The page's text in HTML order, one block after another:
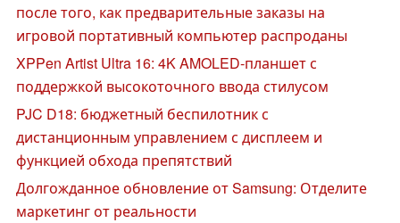
после того, как предварительные заказы на
игровой портативный компьютер распроданы
XPPen Artist Ultra 16: 4K AMOLED-планшет с
поддержкой высокоточного ввода стилусом
PJC D18: бюджетный беспилотник с
дистанционным управлением с дисплеем и
функцией обхода препятствий
Долгожданное обновление от Samsung: Отделите
маркетинг от реальности